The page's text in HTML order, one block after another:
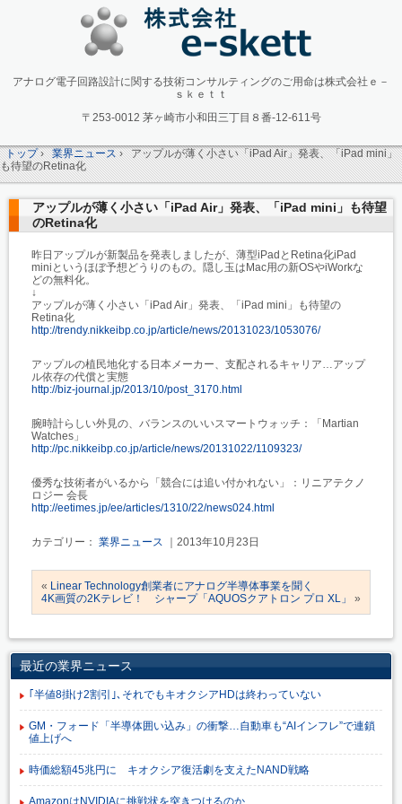
アナログ電子回路設計に関する技術コンサルティングのご用命は株式会社ｅ－
ｓｋｅｔｔ
〒253-0012 茅ヶ崎市小和田三丁目８番-12-611号
トップ› 業界ニュース› アップルが薄く小さい「iPad Air」発表、「iPad mini」
も待望のRetina化
アップルが薄く小さい「iPad Air」発表、「iPad mini」も待望
のRetina化
昨日アップルが新製品を発表しましたが、薄型iPadとRetina化iPad
miniというほぼ予想どうりのもの。隠し玉はMac用の新OSやiWorkな
どの無料化。
↓
アップルが薄く小さい「iPad Air」発表、「iPad mini」も待望の
Retina化
http://trendy.nikkeibp.co.jp/article/news/20131023/1053076/
アップルの植民地化する日本メーカー、支配されるキャリア…アップ
ル依存の代償と実態
http://biz-journal.jp/2013/10/post_3170.html
腕時計らしい外見の、バランスのいいスマートウォッチ：「Martian
Watches」
http://pc.nikkeibp.co.jp/article/news/20131022/1109323/
優秀な技術者がいるから「競合には追い付かれない」：リニアテクノ
ロジー 会長
http://eetimes.jp/ee/articles/1310/22/news024.html
カテゴリー： 業界ニュース ｜2013年10月23日
« Linear Technology創業者にアナログ半導体事業を聞く
4K画質の2Kテレビ！ シャープ「AQUOSクアトロン プロ XL」
»
最近の業界ニュース
｢半値8掛け2割引｣､それでもキオクシアHDは終わっていない
GM・フォード「半導体囲い込み」の衝撃…自動車も“AIインフレ”で連鎖
値上げへ
時価総額45兆円に キオクシア復活劇を支えたNAND戦略
AmazonはNVIDIAに挑戦状を突きつけるのか